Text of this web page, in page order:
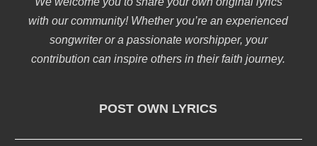
with our community! Whether you’re an experienced
songwriter or a passionate worshipper, your
contribution can inspire others in their faith journey.
POST OWN LYRICS